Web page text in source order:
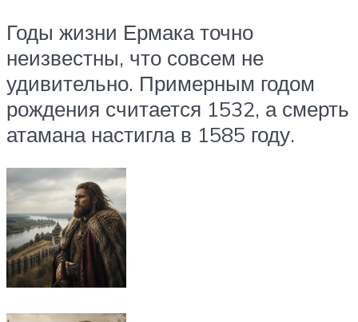
Годы жизни Ермака точно
неизвестны, что совсем не
удивительно. Примерным годом
рождения считается 1532, а смерть
атамана настигла в 1585 году.